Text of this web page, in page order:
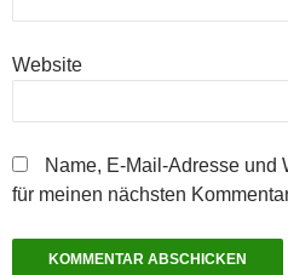
Website
Name, E-Mail-Adresse und
für meinen nächsten